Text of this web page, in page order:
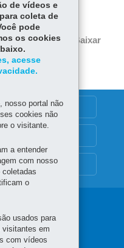
W
ha
ts
p
Imprimir Baixar
de vídeos e
coleta de
pode
os cookies
acesse
nosso portal não
cookies não
o visitante.
a entender
com nosso
o
usados para
visitantes em
com vídeos